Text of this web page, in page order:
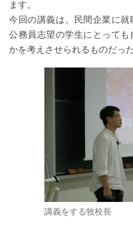
ます。
今回の講義は、民間企業に就
公務員志望の学生にとっても
かを考えさせられるものだっ
講義をする牧校長